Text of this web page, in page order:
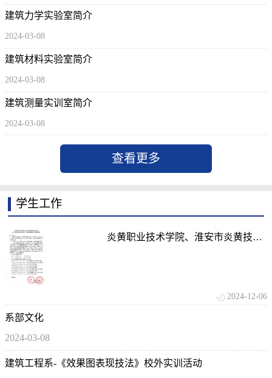
建筑力学实验室简介
2024-03-08
建筑材料实验室简介
2024-03-08
建筑测量实训室简介
2024-03-08
查看更多
学生工作
炎黄职业技术学院、淮安市炎黄技工
2024-12-06
系部文化
2024-03-08
建筑工程系-《效果图表现技法》校外实训活动